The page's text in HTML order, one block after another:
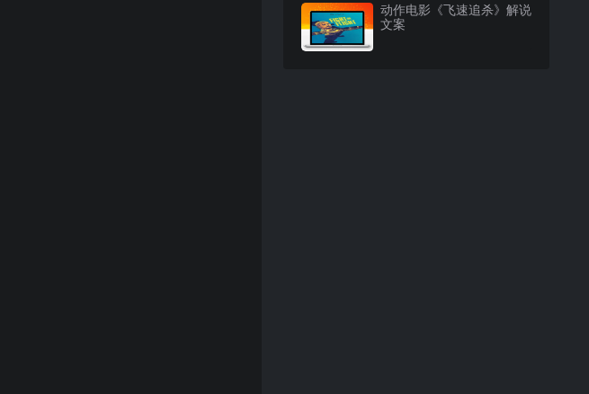
动作电影《飞速追杀》解说
文案